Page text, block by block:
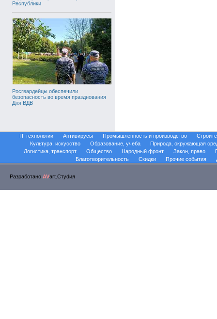
Республики
Росгвардейцы обеспечили
безопасность во время празднования
Дня ВДВ
IT технологии Антивирусы Промышленность и производство
Культура, искусство
Образование, учеба
Природа, окружающая
Логистика, транспорт
Общество Народный фронт Закон, право
Благотворительность
Скидки Прочие события
Разработано AVart.Стуdия